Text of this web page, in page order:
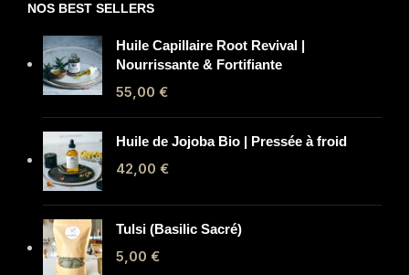
NOS BEST SELLERS
Huile Capillaire Root Revival |
Nourrissante & Fortifiante
55,00 €
Huile de Jojoba Bio | Pressée à froid
42,00 €
Tulsi (Basilic Sacré)
5,00 €